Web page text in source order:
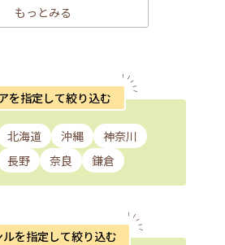
もっとみる
を指定して絞り込む
北海道 沖縄
神奈川
長野 奈良 鎌倉
ルを指定して絞り込む